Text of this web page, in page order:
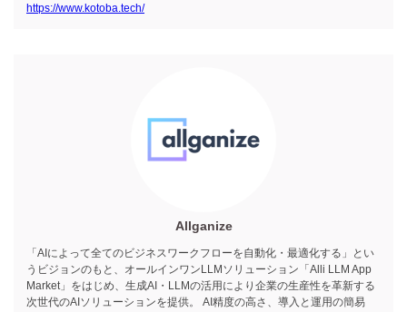
https://www.kotoba.tech/
Allganize
「AIによって全てのビジネスワークフローを自動化・最適化する」とい
うビジョンのもと、オールインワンLLMソリューション「Alli LLM App
Market」をはじめ、生成AI・LLMの活用により企業の生産性を革新する
次世代のAIソリューションを提供。 AI精度の高さ、導入と運用の簡易